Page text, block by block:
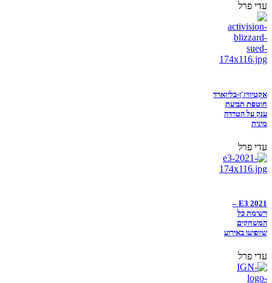
עדי פרל
אקטיוויז'ן-בליזארד
חוטפת תביעת
ענק על הטרדה
מינית
עדי פרל
E3 2021 –
רשימת כל
המשחקים
שיופיעו באירוע
עדי פרל